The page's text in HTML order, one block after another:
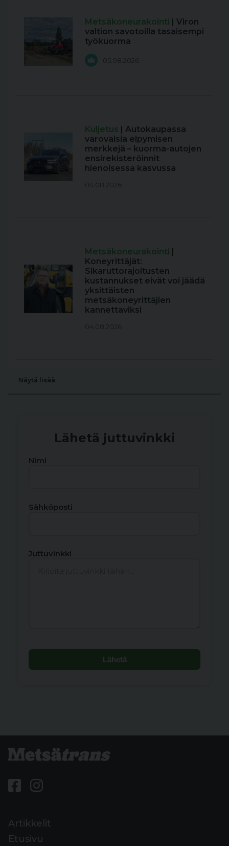
Metsäkoneurakointi
| Viron
valtion savotoilla tasaisempi
työkuorma
05.08.2026
Kuljetus
| Autokaupassa
varovaisia elpymisen
merkkejä – kuorma-autojen
ensirekisteröinnit
hienoisessa kasvussa
04.08.2026
Metsäkoneurakointi
Koneyrittäjät:
Sikaruttorajoitusten
kustannukset eivät voi jäädä
yksittäisten
metsäkoneyrittäjien
kannettaviksi
04.08.2026
Näytä lisää
Lähetä juttuvinkki
Nimi
Sähköposti
Juttuvinkki
Lähetä
Artikkelit
Etusivu